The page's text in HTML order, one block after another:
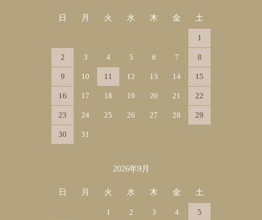
日 月 火 水 木 金 土
1
2 3 4 5 6 7 8
9 10 11 12 13 14 15
16 17 18 19 20 21 22
23 24 25 26 27 28 29
30 31
2026年9月
日 月 火 水 木 金 土
1 2 3 4 5